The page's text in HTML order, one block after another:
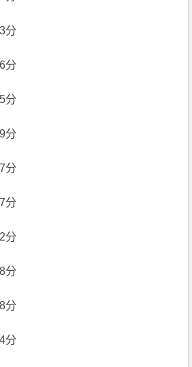
分
分
分
分
分
分
分
分
分
分